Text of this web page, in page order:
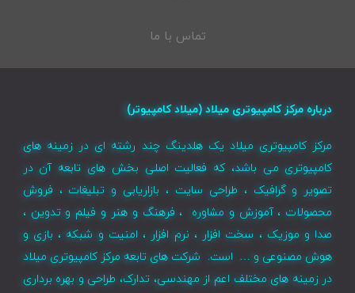
تماس با ما
درباره مرکز کامپیوتری میلاد (میلاد کامپیوتر)
مرکز کامپیوتری میلاد یک هلدینگ چند رشته ای در زمینه های
کامپیوتری می باشد، که فعالیت اصلی بخش های تابعه آن در
تصویر و گرافیک ، طراحی سایت ، بازاریابی و تبلیغات ، فروش
محصولات ، آموزش و مشاوره ، فرهنگ و هنر و فیلم و تدوین ،
صدا و موزیک ، سخت افزار ، نرم افزار ، امنیت و شبکه ، بازی و
هوش مصنوعی و … است. شرکت های تابعه مرکز کامپیوتری میلاد
در زمینه های مختلف اعم از مهندسی، تدارک، طراحی و بهره برداری